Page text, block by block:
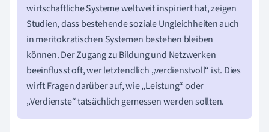
wirtschaftliche Systeme weltweit inspiriert hat, zeigen
Studien, dass bestehende soziale Ungleichheiten auch
in meritokratischen Systemen bestehen bleiben
können. Der Zugang zu Bildung und Netzwerken
beeinflusst oft, wer letztendlich „verdienstvoll“ ist. Dies
wirft Fragen darüber auf, wie „Leistung“ oder
„Verdienste“ tatsächlich gemessen werden sollten.